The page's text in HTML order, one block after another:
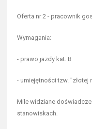
Oferta nr 2 - pracownik
Wymagania:
- prawo jazdy kat. B
- umiejętności tzw. "złotej
Mile widziane
stanowiskach.